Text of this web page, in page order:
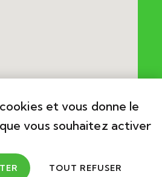
et vous donne le
vous souhaitez activer
TOUT REFUSER